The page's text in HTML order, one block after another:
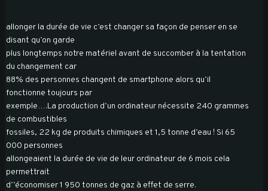
allonger la durée de vie c’est changer sa façon de penser en se
disant qu’on garde
plus longtemps notre matériel avant de succomber à la tentation
du changement car
88% des personnes changent de smartphone alors qu’il
fonctionne toujours par
exemple….La production d’un ordinateur nécessite 240 grammes
de combustibles
fossiles, 22 kg de produits chimiques et 1,5 tonne d’eau ! Si 65
000 personnes
allongeaient la durée de vie de leur ordinateur de 6 mois cela
permettrait
d’’économiser 1 950 tonnes de gaz à effet de serre.